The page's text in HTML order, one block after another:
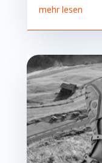
mehr lesen